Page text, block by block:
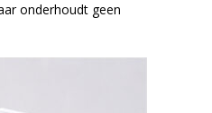
onderhoudt geen